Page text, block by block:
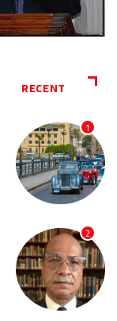
RECENT
1
2